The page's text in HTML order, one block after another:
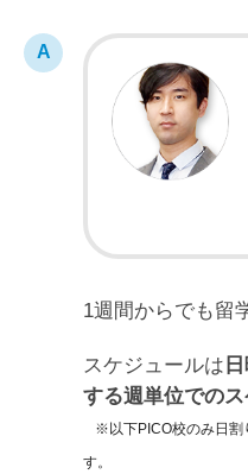
1週間からでも留
スケジュールは
する週単位での
※以下PICO校のみ日割
す。